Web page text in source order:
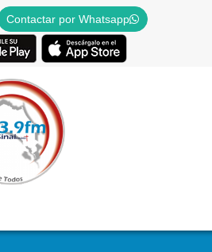
Contactar por Whatsapp